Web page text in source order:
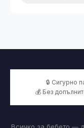
🔒 Сигурно
💰 Без